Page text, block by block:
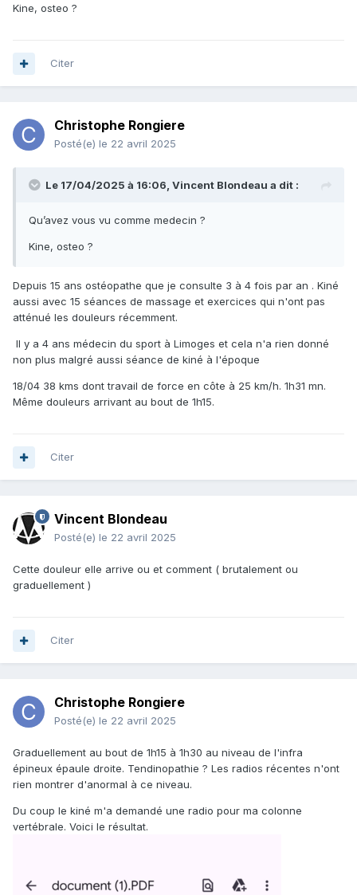
Kine, osteo ?
Citer
Christophe Rongiere
Posté(e) le 22 avril 2025
Le 17/04/2025 à 16:06, Vincent Blondeau a dit :
Qu’avez vous vu comme medecin ?
Kine, osteo ?
Depuis 15 ans ostéopathe que je consulte 3 à 4 fois par an . Kiné
aussi avec 15 séances de massage et exercices qui n'ont pas
atténué les douleurs récemment.
Il y a 4 ans médecin du sport à Limoges et cela n'a rien donné
non plus malgré aussi séance de kiné à l'époque
18/04 38 kms dont travail de force en côte à 25 km/h. 1h31 mn.
Même douleurs arrivant au bout de 1h15.
Citer
Vincent Blondeau
Posté(e) le 22 avril 2025
Cette douleur elle arrive ou et comment ( brutalement ou
graduellement )
Citer
Christophe Rongiere
Posté(e) le 22 avril 2025
Graduellement au bout de 1h15 à 1h30 au niveau de l'infra
épineux épaule droite. Tendinopathie ? Les radios récentes n'ont
rien montrer d'anormal à ce niveau.
Du coup le kiné m'a demandé une radio pour ma colonne
vertébrale. Voici le résultat.